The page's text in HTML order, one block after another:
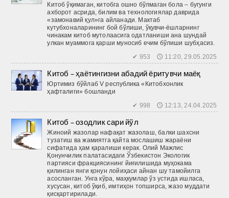
Китоб ўқимаган, китоб­га ошно бўлмаган бола – бугунги
ахборот асрида, билим ва технологиялар даврида
«замонавий қул»га айланади. Мактаб
кутубхоналарининг бой бўлиши, ўқувчи-ёшларнинг
чинакам китоб мутолаасига одатланиши ана шундай
улкан муаммога қарши муносиб ечим бўлиши шубҳасиз.
✔ 953 🕔 11:20, 29.05.2025
Китоб – ҳаётингизни абадий ёритувчи маёқ
Юртимиз бўйлаб V республика «Китобхонлик
ҳафталиги» бошланди
✔ 998 🕔 12:13, 24.04.2025
Китоб – озодлик сари йўл
Жиноий жазолар нафақат жазолаш, балки шахсни
тузатиш ва жамиятга қайта мослашиш жараёни
сифатида ҳам қаралиши керак. Олий Мажлис
Қонунчилик палатасидаги Ўзбекистон Экологик
партияси фракциясининг йиғилишида муҳокама
қилинган янги қонун лойиҳаси айнан шу тамойилга
асосланган. Унга кўра, маҳкумлар ўз устида ишласа,
хусусан, китоб ўқиб, имтиҳон топширса, жазо муддати
қисқартирилади.